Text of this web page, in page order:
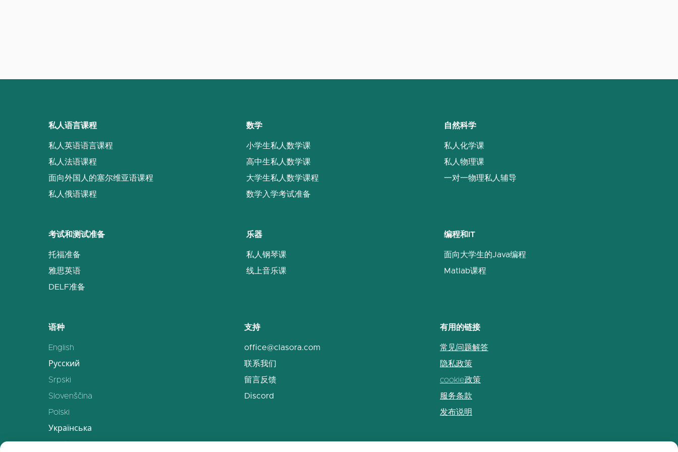
私人语言课程
私人英语语言课程
私人法语课程
面向外国人的塞尔维亚语课程
私人俄语课程
数学
小学生私人数学课
高中生私人数学课
大学生私人数学课程
数学入学考试准备
自然科学
私人化学课
私人物理课
一对一物理私人辅导
考试和测试准备
托福准备
雅思英语
DELF准备
乐器
私人钢琴课
线上音乐课
编程和IT
面向大学生的Java编程
Matlab课程
语种
English
Русский
Srpski
Slovenščina
Polski
Українська
支持
office@clasora.com
联系我们
留言反馈
Discord
有用的链接
常见问题解答
隐私政策
cookie政策
服务条款
发布说明